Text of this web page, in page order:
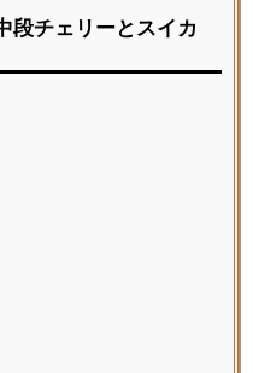
段チェリーとスイカ